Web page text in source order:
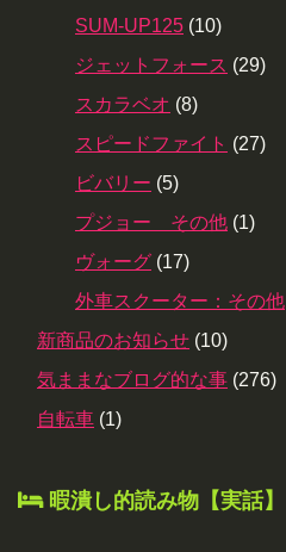
SUM-UP125 (10)
ジェットフォース (29)
スカラベオ (8)
スピードファイト (27)
ビバリー (5)
プジョー その他 (1)
ヴォーグ (17)
外車スクーター：その他
新商品のお知らせ (10)
気ままなブログ的な事 (276)
自転車 (1)
暇潰し的読み物【実話】